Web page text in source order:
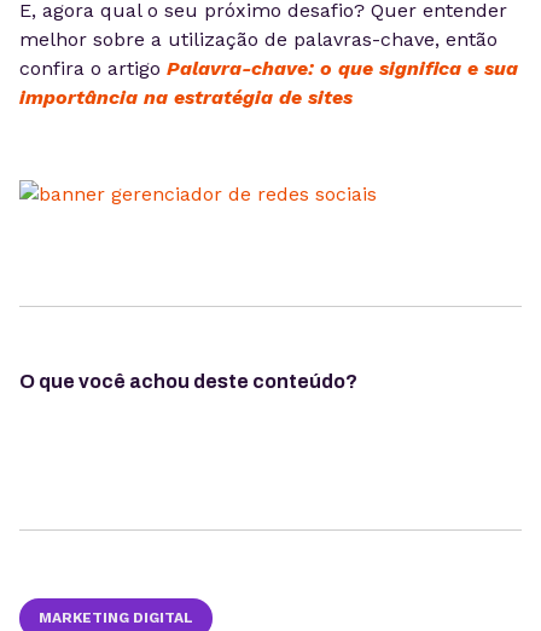
E, agora qual o seu próximo desafio? Quer entender
melhor sobre a utilização de palavras-chave, então
confira o artigo Palavra-chave: o que significa e sua
importância na estratégia de sites
O que você achou deste conteúdo?
MARKETING DIGITAL